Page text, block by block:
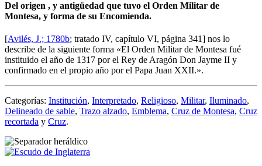
Del origen , y antigüedad que tuvo el Orden Militar de
Montesa, y forma de su Encomienda.
[Avilés, J.; 1780b; tratado IV, capítulo VI, página 341] nos lo
describe de la siguiente forma «El Orden Militar de Montesa fué
instituido el año de 1317 por el Rey de Aragón Don Jayme II y
confirmado en el propio año por el Papa Juan XXII.».
Categorías: Institución, Interpretado, Religioso, Militar, Iluminado,
Delineado de sable, Trazo alzado, Emblema, Cruz de Montesa, Cruz
recortada y Cruz.